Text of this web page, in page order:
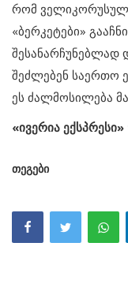
რომ ველიკორუსულ
«ბერკეტები»
შესანარჩუნებლად
შეძლებენ საერთო
ეს ძალმოსილება
«ივერია
თეგები